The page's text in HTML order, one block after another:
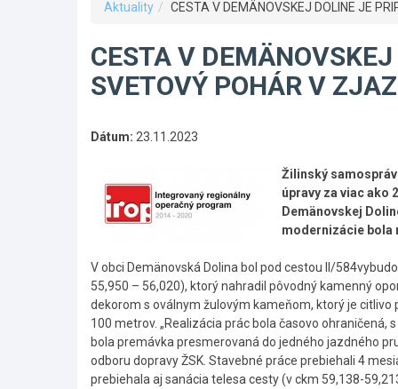
Aktuality CESTA V DEMÄNOVSKEJ DOLINE JE
CESTA V
SVETOVÝ POHÁR V
Dátum: 23.11.2023
Žilinský
úpravy za viac ako
Demänovskej
modernizácie bola
V obci Demänovská Dolina bol pod cestou II/
55,950 – 56,020), ktorý nahradil pôvodný kamenný
dekorom s oválnym žulovým kameňom, ktorý je
100 metrov. „Realizácia prác bola časovo
bola premávka presmerovaná do jedného jazdného
odboru dopravy ŽSK. Stavebné práce prebiehali 4
prebiehala aj sanácia telesa cesty (v ckm 59,138-